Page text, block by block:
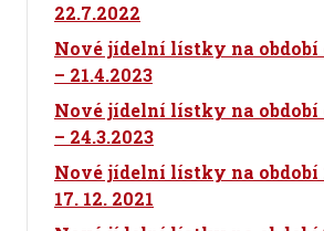
22.7.2022
Nové jídelní lístky na období
– 21.4.2023
Nové jídelní lístky na období
– 24.3.2023
Nové jídelní lístky na období
17. 12. 2021